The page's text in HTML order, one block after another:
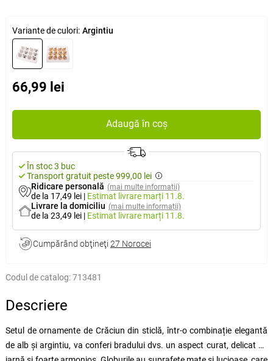
Variante de culori: Argintiu
66,99 lei
Adaugă în coș
În stoc 3 buc
Transport gratuit peste 999,00 lei
Ridicare personală (mai multe informații)
de la 17,49 lei | Estimat livrare marți 11.8.
Livrare la domiciliu (mai multe informații)
de la 23,49 lei | Estimat livrare marți 11.8.
Cumpărând obţineţi 27 Norocei
Codul de catalog:713481
Descriere
Setul de ornamente de Crăciun din sticlă, într-o combinație elegantă
de alb și argintiu, va conferi bradului dvs. un aspect curat, delicat de